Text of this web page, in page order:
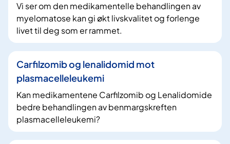
Vi ser om den medikamentelle behandlingen av
myelomatose kan gi økt livskvalitet og forlenge
livet til deg som er rammet.
Carfilzomib og lenalidomid mot
plasmacelleleukemi
Kan medikamentene Carfilzomib og Lenalidomide
bedre behandlingen av benmargskreften
plasmacelleleukemi?